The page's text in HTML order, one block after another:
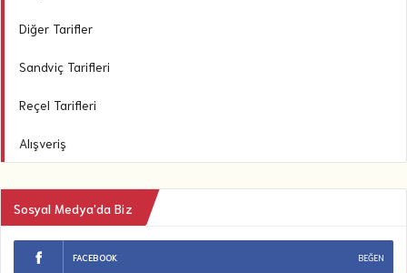
Diğer Tarifler
Sandviç Tarifleri
Reçel Tarifleri
Alışveriş
Sosyal Medya’da Biz
FACEBOOK BEĞEN